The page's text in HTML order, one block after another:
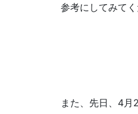
参考にしてみてく
また、先日、4